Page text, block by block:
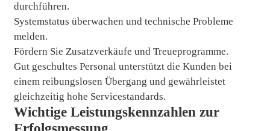
durchführen.
Systemstatus überwachen und technische Probleme
melden.
Fördern Sie Zusatzverkäufe und Treueprogramme.
Gut geschultes Personal unterstützt die Kunden bei
einem reibungslosen Übergang und gewährleistet
gleichzeitig hohe Servicestandards.
Wichtige Leistungskennzahlen zur